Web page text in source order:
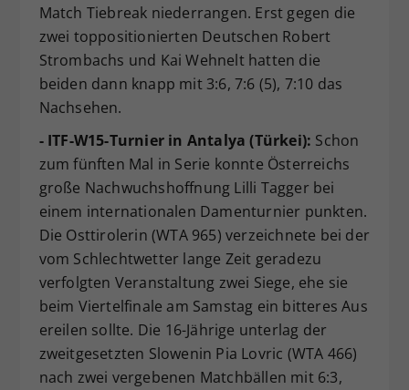
Match Tiebreak niederrangen. Erst gegen die
zwei toppositionierten Deutschen Robert
Strombachs und Kai Wehnelt hatten die
beiden dann knapp mit 3:6, 7:6 (5), 7:10 das
Nachsehen.
- ITF-W15-Turnier in Antalya (Türkei): Schon
zum fünften Mal in Serie konnte Österreichs
große Nachwuchshoffnung Lilli Tagger bei
einem internationalen Damenturnier punkten.
Die Osttirolerin (WTA 965) verzeichnete bei der
vom Schlechtwetter lange Zeit geradezu
verfolgten Veranstaltung zwei Siege, ehe sie
beim Viertelfinale am Samstag ein bitteres Aus
ereilen sollte. Die 16-Jährige unterlag der
zweitgesetzten Slowenin Pia Lovric (WTA 466)
nach zwei vergebenen Matchbällen mit 6:3,